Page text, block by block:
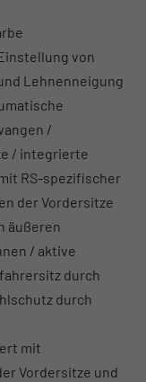
von
Lehnenneigung
/
/ integrierte
RS-spezifischer
der Vordersitze
äußeren
/ aktive
durch
durch
mit
Vordersitze und